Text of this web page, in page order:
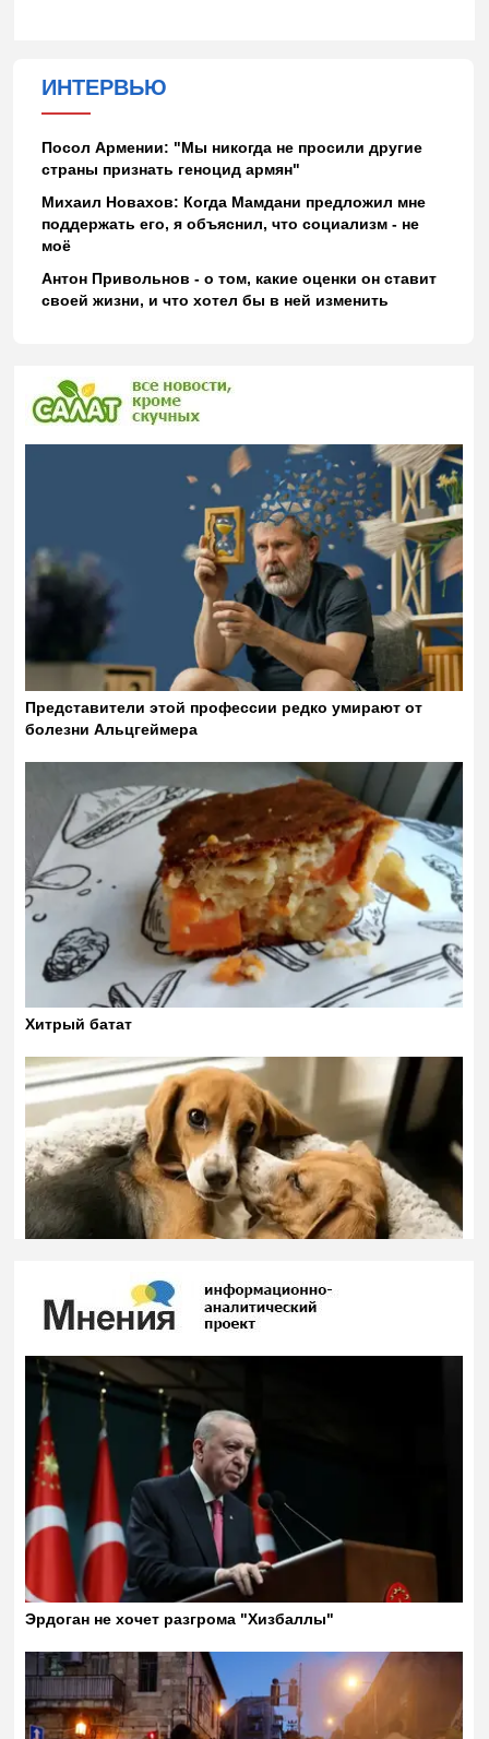
ИНТЕРВЬЮ
Посол Армении: "Мы никогда не просили другие
страны признать геноцид армян"
Михаил Новахов: Когда Мамдани предложил мне
поддержать его, я объяснил, что социализм - не
моё
Антон Привольнов - о том, какие оценки он ставит
своей жизни, и что хотел бы в ней изменить